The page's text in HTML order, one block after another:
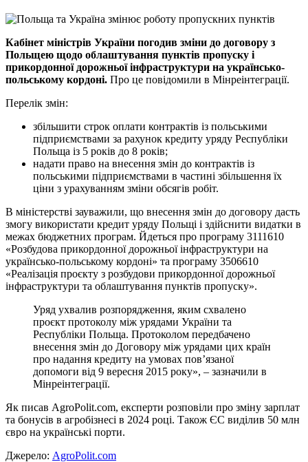
Кабінет міністрів України погодив зміни до договору з
Польщею щодо облаштування пунктів пропуску і
прикордонної дорожньої інфраструктури на українсько-
польському кордоні. Про це повідомили в Мінреінтеграції.
Перелік змін:
збільшити строк оплати контрактів із польськими
підприємствами за рахунок кредиту уряду Республіки
Польща із 5 років до 8 років;
надати право на внесення змін до контрактів із
польськими підприємствами в частині збільшення їх
ціни з урахуванням зміни обсягів робіт.
В міністерстві зауважили, що внесення змін до договору дасть
змогу використати кредит уряду Польщі і здійснити видатки в
межах бюджетних програм. Йдеться про програму 3111610
«Розбудова прикордонної дорожньої інфраструктури на
українсько-польському кордоні» та програму 3506610
«Реалізація проєкту з розбудови прикордонної дорожньої
інфраструктури та облаштування пунктів пропуску».
Уряд ухвалив розпорядження, яким схвалено
проєкт протоколу між урядами України та
Республіки Польща. Протоколом передбачено
внесення змін до Договору між урядами цих країн
про надання кредиту на умовах пов’язаної
допомоги від 9 вересня 2015 року», – зазначили в
Мінреінтеграції.
Як писав AgroPolit.com, експерти розповіли про зміну зарплат
та бонусів в агробізнесі в 2024 році. Також ЄС виділив 50 млн
євро на українські порти.
Джерело: AgroPolit.com